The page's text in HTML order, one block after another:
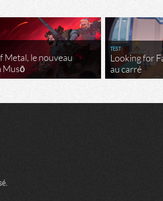
Metal, le nouveau
Musō
TEST
Looking for
au carré